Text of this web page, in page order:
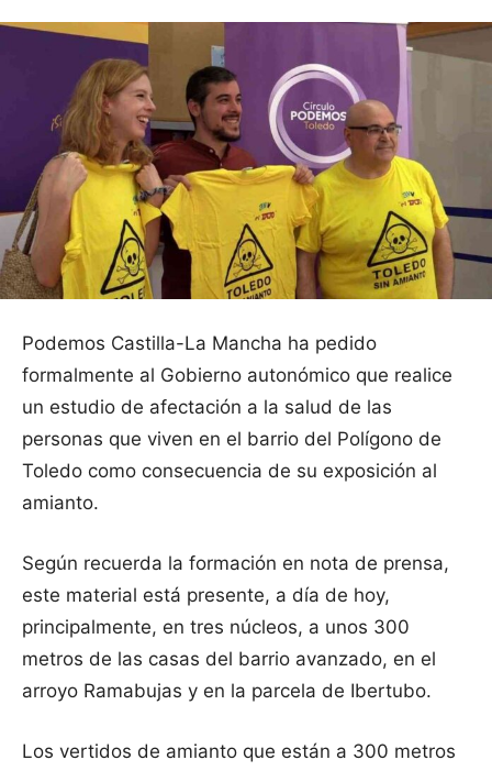
Podemos Castilla-La Mancha ha pedido
formalmente al Gobierno autonómico que realice
un estudio de afectación a la salud de las
personas que viven en el barrio del Polígono de
Toledo como consecuencia de su exposición al
amianto.
Según recuerda la formación en nota de prensa,
este material está presente, a día de hoy,
principalmente, en tres núcleos, a unos 300
metros de las casas del barrio avanzado, en el
arroyo Ramabujas y en la parcela de Ibertubo.
Los vertidos de amianto que están a 300 metros